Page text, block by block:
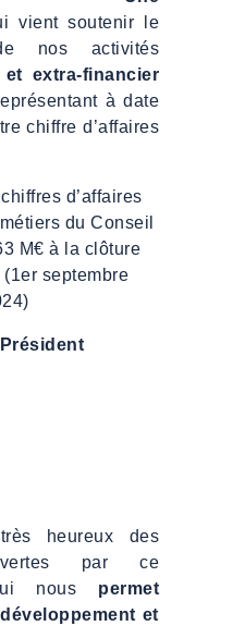
vient soutenir le
nos activités
extra-financier
à date
chiffre d’affaires
d’affaires
du Conseil
M€ à la clôture
septembre
heureux des
par ce
nous permet
et